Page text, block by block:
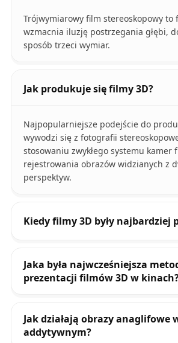
Trójwymiarowy film stereoskopowy to
wzmacnia iluzję postrzegania głębi,
sposób trzeci wymiar.
Jak produkuje się filmy 3D?
Najpopularniejsze podejście do
wywodzi się z fotografii
stosowaniu zwykłego systemu kamer
rejestrowania obrazów widzianych z
perspektyw.
Kiedy filmy 3D były najbardziej
Jaka była najwcześniejsza
prezentacji filmów 3D w
Jak działają obrazy anaglifowe
addytywnym?